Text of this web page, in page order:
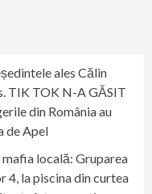
ales Călin
TIK TOK N-A GĂSIT
din România au
de Apel
locală: Gruparea
4, la piscina din curtea